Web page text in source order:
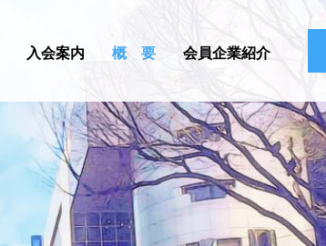
入会案内 概 要 会員企業紹介